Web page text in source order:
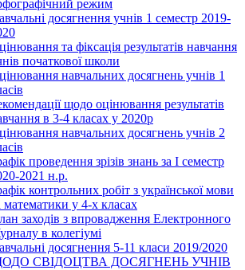
режим
досягнення учнів 1 семестр 2019-
та фіксація результатів навчання
початкової школи
навчальних досягнень учнів 1
щодо оцінювання результатів
в 3-4 класах у 2020р
навчальних досягнень учнів 2
проведення зрізів знань за І семестр
2021 н.р.
контрольних робіт з української мови
математики у 4-х класах
заходів з впровадження Електронного
в колегіумі
досягнення 5-11 класи 2019/2020
СВІДОЦТВА ДОСЯГНЕНЬ УЧНІВ